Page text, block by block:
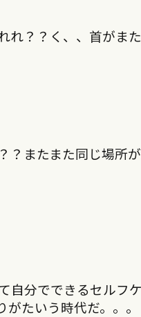
？？く、、首がまた
？またまた同じ場所
自分でできるセルフ
たいう時代だ。。。